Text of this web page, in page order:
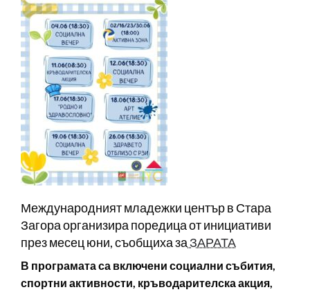
Международният младежки център в Стара
Загора организира поредица от инициативи
през месец юни, съобщиха заЗАРАТА
В програмата са включени социални събития,
спортни активности, кръводарителска акция,